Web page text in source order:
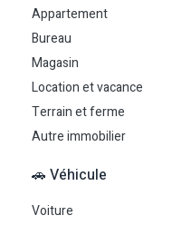
Appartement
Bureau
Magasin
Location et vacance
Terrain et ferme
Autre immobilier
🚗 Véhicule
Voiture